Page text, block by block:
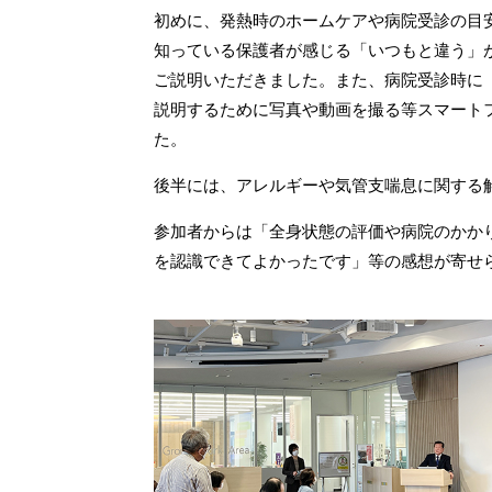
初めに、発熱時のホームケアや病院受診の
知っている保護者が感じる「いつもと違う
ご説明いただきました。また、病院受診時
説明するために写真や動画を撮る等スマー
た。
後半には、アレルギーや気管支喘息に関す
参加者からは「全身状態の評価や病院のか
を認識できてよかったです」等の感想が寄